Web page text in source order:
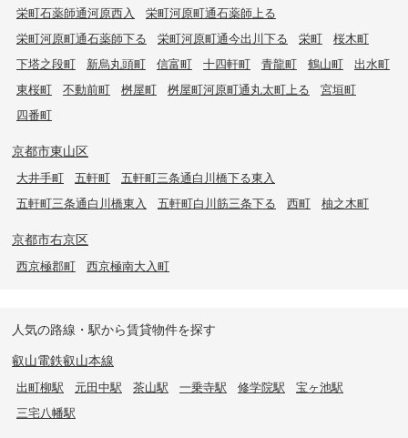
栄町石薬師通河原西入
栄町河原町通石薬師上る
栄町河原町通石薬師下る
栄町河原町通今出川下る 栄町
桜木町
下塔之段町
新烏丸頭町 信富町 十四軒町 青龍町 鶴山町
出水町
東桜町
不動前町 桝屋町 桝屋町河原町通丸太町上る
宮垣町
四番町
京都市東山区
大井手町 五軒町
五軒町三条通白川橋下る東入
五軒町三条通白川橋東入
五軒町白川筋三条下る 西町 柚之木町
京都市右京区
西京極郡町 西京極南大入町
人気の路線・駅から賃貸物件を探す
叡山電鉄叡山本線
出町柳駅 元田中駅 茶山駅 一乗寺駅 修学院駅
宝ヶ池駅
三宅八幡駅